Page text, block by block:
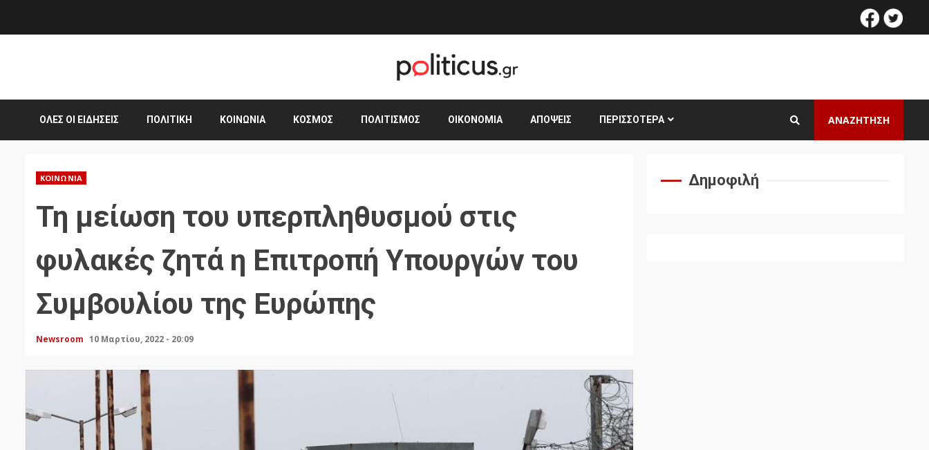
facebook
ΌΛΕΣ ΟΙ ΕΙΔΉΣΕΙΣ ΠΟΛΙΤΙΚΉ ΚΟΙΝΩΝΊΑ ΚΌΣΜΟΣ ΠΟΛΙΤΙΣΜΌΣ ΟΙΚΟΝΟΜΊΑ ΑΠΌΨΕΙΣ ΠΕΡΙΣΣΌΤΕΡΑ ΑΝΑΖΗΤΗΣΗ
ΚΟΙΝΩΝΊΑ
Τη μείωση του υπερπληθυσμού στις
φυλακές ζητά η Επιτροπή Υπουργών του
Συμβουλίου της Ευρώπης
Newsroom 10 Μαρτίου, 2022 - 20:09
Δημοφιλή